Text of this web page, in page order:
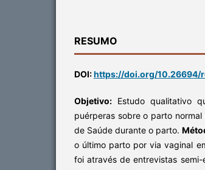
RESUMO
DOI:https://doi.org/10.26694/
Objetivo: Estudo qualitativo
puérperas sobre o parto
de Saúde durante o parto.
o último parto por via vaginal
foi através de entrevistas